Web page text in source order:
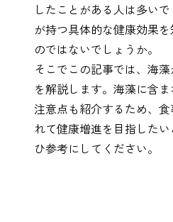
鯛（たい） たらこ
いか（する
め）
いか（塩辛）
したことがある人は多い
が持つ具体的な健康効果
のではないでしょうか。
そこでこの記事では、海
を解説します。海藻に含
注意点も紹介するため、
れて健康増進を目指した
ひ参考にしてください。